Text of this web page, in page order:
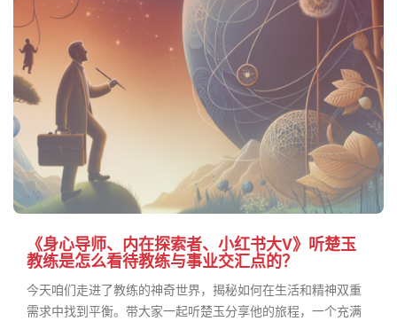
《身心导师、内在探索者、小红书大V》听楚玉
教练是怎么看待教练与事业交汇点的？
今天咱们走进了教练的神奇世界，揭秘如何在生活和精神双重
需求中找到平衡。带大家一起听楚玉分享他的旅程，一个充满